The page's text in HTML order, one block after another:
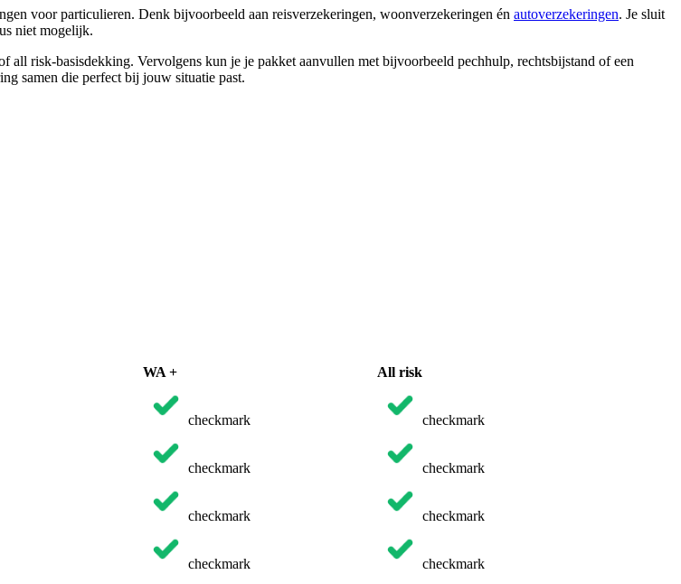
voor particulieren. Denk bijvoorbeeld aan reisverzekeringen, woonverzekeringen én autoverzekeringen. Je sluit
niet mogelijk.
risk-basisdekking. Vervolgens kun je je pakket aanvullen met bijvoorbeeld pechhulp, rechtsbijstand of een
samen die perfect bij jouw situatie past.
WA + All risk
checkmark checkmark
checkmark checkmark
checkmark checkmark
checkmark checkmark